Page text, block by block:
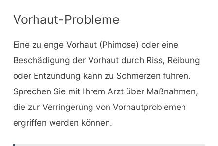
Vorhaut-Probleme
Eine zu enge Vorhaut (Phimose) oder eine
Beschädigung der Vorhaut durch Riss, Reibung
oder Entzündung kann zu Schmerzen führen.
Sprechen Sie mit Ihrem Arzt über Maßnahmen,
die zur Verringerung von Vorhautproblemen
ergriffen werden können.